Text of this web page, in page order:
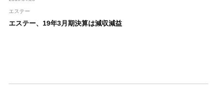
エステー
エステー、19年3月期決算は減収減益